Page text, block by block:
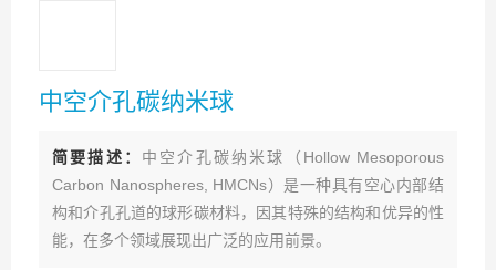
中空介孔碳纳米球
简要描述： 中空介孔碳纳米球（Hollow Mesoporous
Carbon Nanospheres, HMCNs）是一种具有空心内部结
构和介孔孔道的球形碳材料，因其特殊的结构和优异的性
能，在多个领域展现出广泛的应用前景。